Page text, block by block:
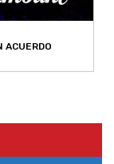
ACUERDO